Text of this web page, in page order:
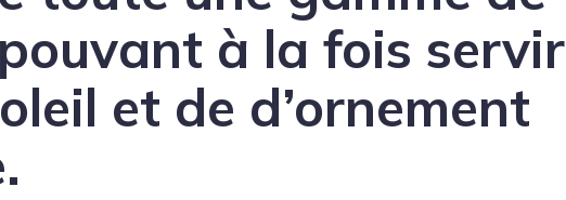
à la fois servir
et de d’ornement